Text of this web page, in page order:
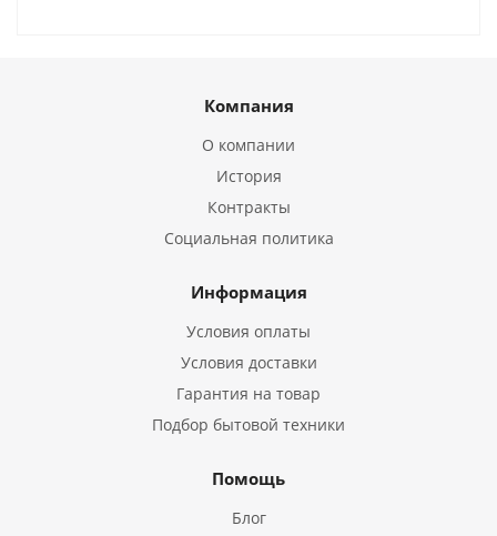
Компания
О компании
История
Контракты
Социальная политика
Информация
Условия оплаты
Условия доставки
Гарантия на товар
Подбор бытовой техники
Помощь
Блог